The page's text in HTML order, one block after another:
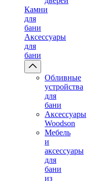
Камни
для
бани
Аксессуары
для
бани
Обливные
устройства
для
бани
Аксессуары
Woodson
Мебель
и
аксессуары
для
бани
из